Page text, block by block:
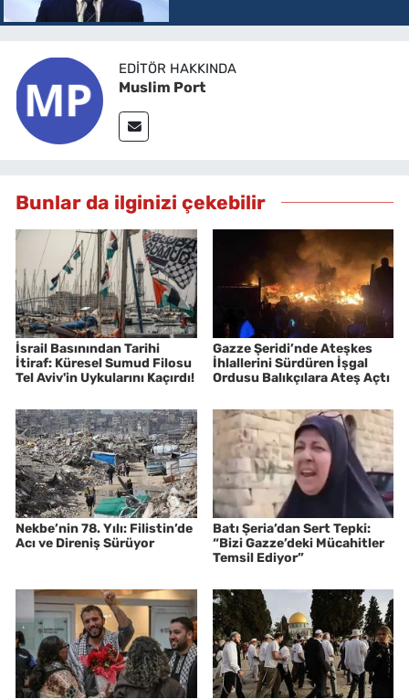
EDITÖR HAKKINDA
Muslim Port
Bunlar da ilginizi çekebilir
İsrail Basınından Tarihi
İtiraf: Küresel Sumud Filosu
Tel Aviv'in Uykularını Kaçırdı!
Gazze Şeridi’nde Ateşkes
İhlallerini Sürdüren İşgal
Ordusu Balıkçılara Ateş Açtı
Nekbe’nin 78. Yılı: Filistin’de
Acı ve Direniş Sürüyor
Batı Şeria’dan Sert Tepki:
“Bizi Gazze’deki Mücahitler
Temsil Ediyor”